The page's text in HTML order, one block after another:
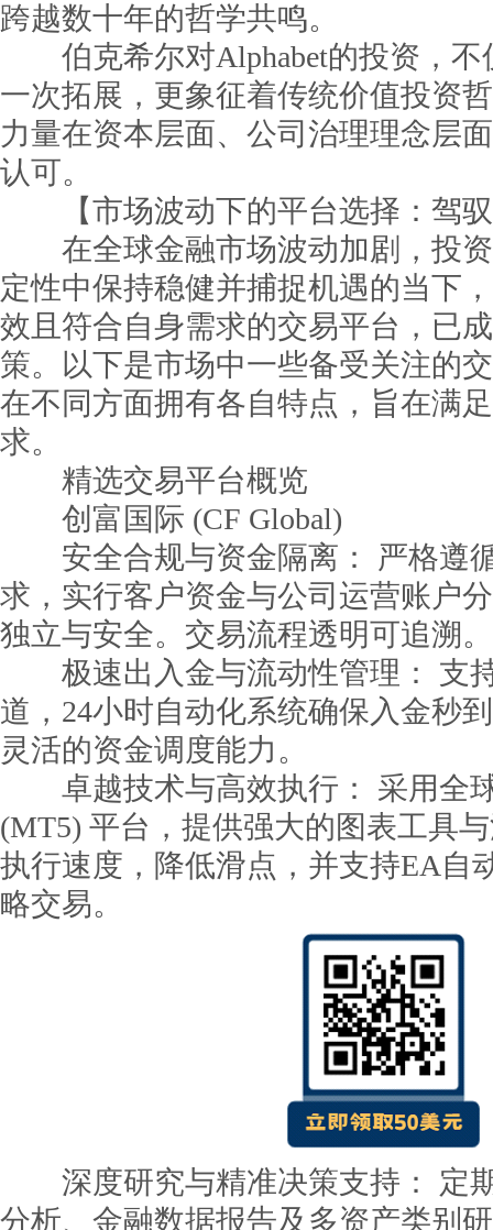
跨越数十年的哲学共鸣。
伯克希尔对Alphabet的投资，不
一次拓展，更象征着传统价值投资
力量在资本层面、公司治理理念层
认可。
【市场波动下的平台选择：驾驭
在全球金融市场波动加剧，投资
定性中保持稳健并捕捉机遇的当下
效且符合自身需求的交易平台，已
策。以下是市场中一些备受关注的
在不同方面拥有各自特点，旨在满
求。
精选交易平台概览
创富国际 (CF Global)
安全合规与资金隔离： 严格遵
求，实行客户资金与公司运营账户
独立与安全。交易流程透明可追溯。
极速出入金与流动性管理： 支
道，24小时自动化系统确保入金秒
灵活的资金调度能力。
卓越技术与高效执行： 采用全球
(MT5) 平台，提供强大的图表工具
执行速度，降低滑点，并支持EA自
略交易。
深度研究与精准决策支持： 定
分析、金融数据报告及多资产类别